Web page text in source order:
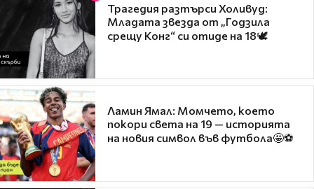
Трагедия разтърси Холивуд:
Младата звезда от „Годзила
срещу Конг“ си отиде на 18🕊️
Ламин Ямал: Момчето, което
покори света на 19 — историята
на новия символ във футбола🤩⚽